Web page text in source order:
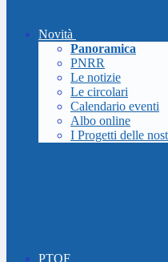
Novità
Panoramica
PNRR
Le notizie
Le circolari
Calendario eventi
Albo online
I Progetti delle
PTOF